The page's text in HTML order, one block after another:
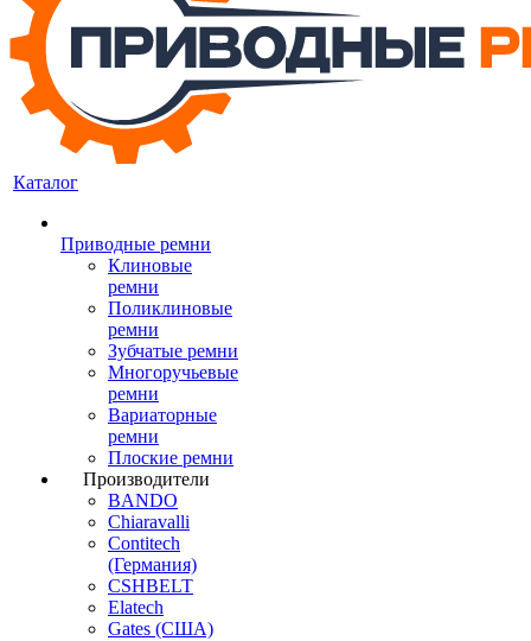
Каталог
Приводные ремни
Клиновые
ремни
Поликлиновые
ремни
Зубчатые ремни
Многоручьевые
ремни
Вариаторные
ремни
Плоские ремни
Производители
BANDO
Chiaravalli
Contitech
(Германия)
CSHBELT
Elatech
Gates (США)